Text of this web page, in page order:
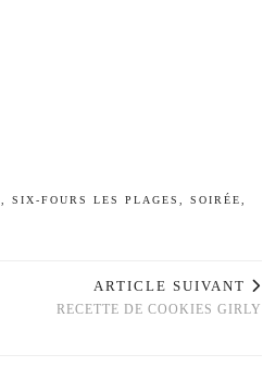
SIX-FOURS LES PLAGES SOIRÉE
ARTICLE SUIVANT
RECETTE DE COOKIES GIRLY